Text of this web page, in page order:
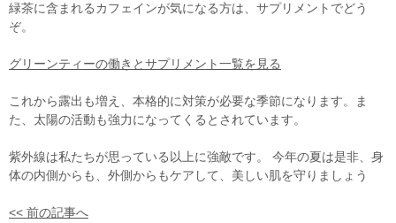
緑茶に含まれるカフェインが気になる方は、サプリメントでどう
ぞ。
グリーンティーの働きとサプリメント一覧を見る
これから露出も増え、本格的に対策が必要な季節になります。ま
た、太陽の活動も強力になってくるとされています。
紫外線は私たちが思っている以上に強敵です。 今年の夏は是非、身
体の内側からも、外側からもケアして、美しい肌を守りましょう
<< 前の記事へ